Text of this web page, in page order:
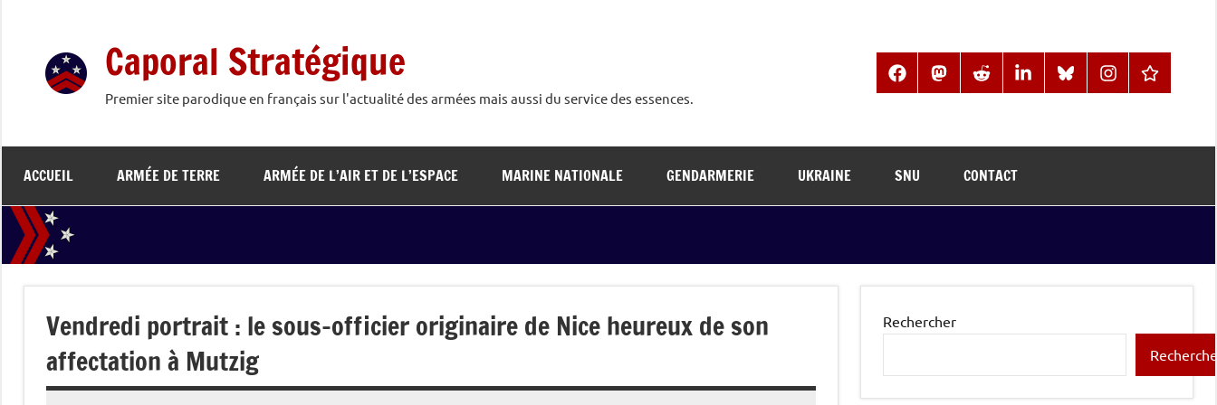
contenu
Caporal Stratégique
Premier site parodique en français sur l'actualité des armées mais aussi du service des essences.
FacebookMastodonReddit LinkedInBlueSkyInstagramThreads
ACCUEIL ARMÉE DE TERRE ARMÉE DE L’AIR ET DE L’ESPACE MARINE NATIONALE GENDARMERIE UKRAINE SNU CONTACT
Vendredi portrait : le sous-officier originaire de Nice heureux de son
affectation à Mutzig
Rechercher